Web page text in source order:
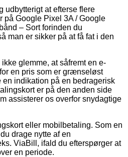
udbytterigt at efterse flere
på Google Pixel 3A / Google
– Sort forinden du
man er sikker på at få fat i den
glemme, at såfremt en e-
en pris som er grænseløst
en indikation på en bedragerisk
er på den anden side
assisterer os overfor snydagtige
eller mobilbetaling. Som en
drage nytte af en
ViaBill, ifald du efterspørger at
en periode.